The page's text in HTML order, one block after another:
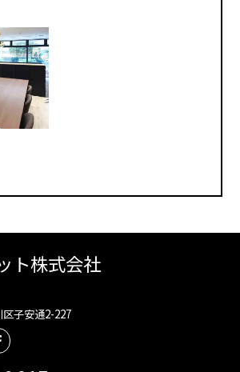
ト株式会社
子安通2-227